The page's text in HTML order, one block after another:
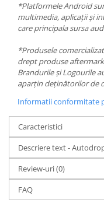
*Platformele Android
multimedia, aplicații și
care principala sursa
*Produsele
drept produse
Brandurile și Logourile
aparțin deținătorilor de
Informatii conformitate
Caracteristici
Descriere text -
Review-uri(0)
FAQ